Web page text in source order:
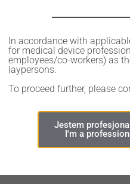
295,00zł
In accordance with
for medical device
employees/co-workers) as
laypersons.
To proceed further, please
Jestem
I'm a